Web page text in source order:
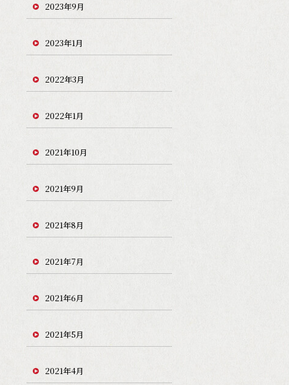
2023年9月
2023年1月
2022年3月
2022年1月
2021年10月
2021年9月
2021年8月
2021年7月
2021年6月
2021年5月
2021年4月